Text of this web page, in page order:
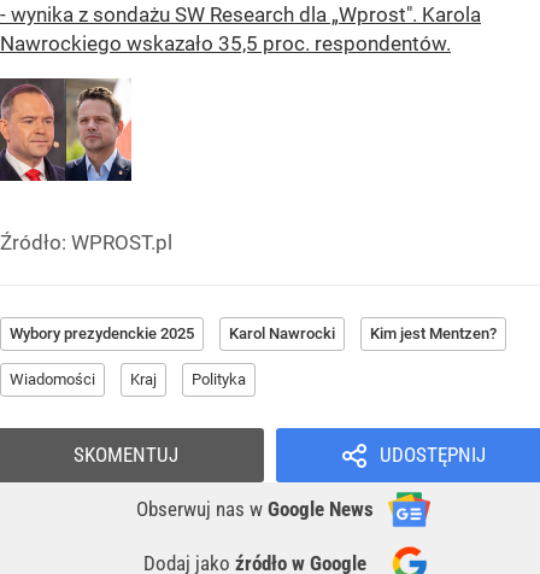
- wynika z sondażu SW Research dla „Wprost". Karola
Nawrockiego wskazało 35,5 proc. respondentów.
Źródło: WPROST.pl
Wybory prezydenckie 2025 Karol Nawrocki Kim jest Mentzen?
Wiadomości Kraj Polityka
UDOSTĘPNIJ
Obserwuj nas w Google News
Dodaj jako źródło w Google
SKOMENTUJ